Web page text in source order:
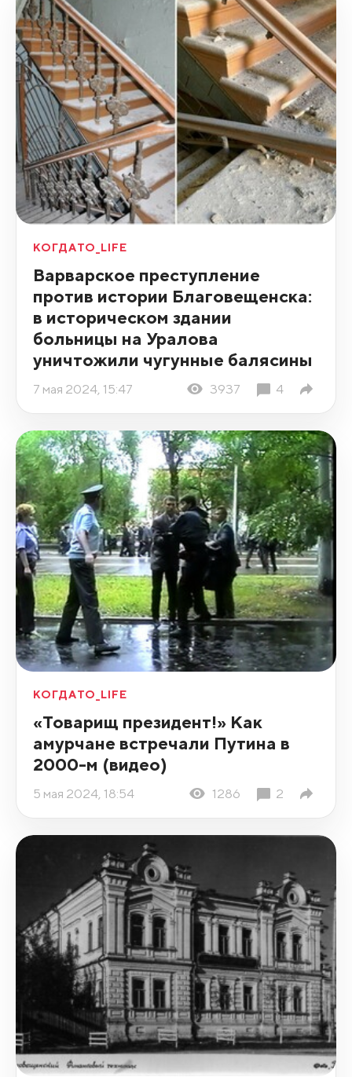
КОГДАТО_LIFE
Варварское преступление
против истории Благовещенска:
в историческом здании
больницы на Уралова
уничтожили чугунные балясины
7 мая 2024, 15:47 3937 4
КОГДАТО_LIFE
«Товарищ президент!» Как
амурчане встречали Путина в
2000-м (видео)
5 мая 2024, 18:54 1286 2